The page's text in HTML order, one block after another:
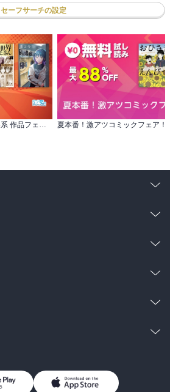
セーフサーチの設定
WebComicアパンダ ＆ 異世界系 作品フェア 2026summer 夏本番！激アツコミックフェア！
男子向けラノベ
お問い合わせ